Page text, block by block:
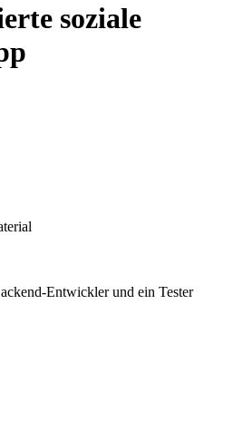
soziale
Entwickler und ein Tester